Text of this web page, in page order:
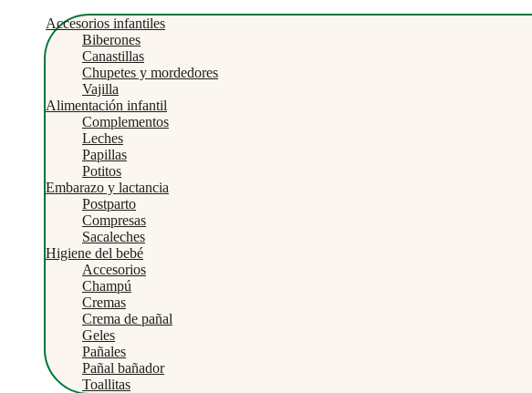
Accesorios infantiles
Biberones
Canastillas
Chupetes y mordedores
Vajilla
Alimentación infantil
Complementos
Leches
Papillas
Potitos
Embarazo y lactancia
Postparto
Compresas
Sacaleches
Higiene del bebé
Accesorios
Champú
Cremas
Crema de pañal
Geles
Pañales
Pañal bañador
Toallitas